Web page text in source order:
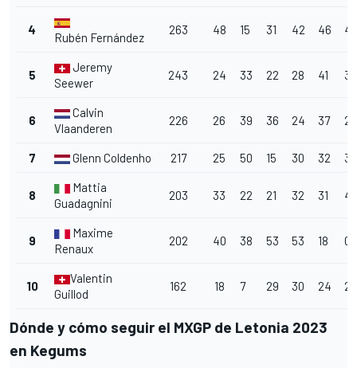
4
Rubén Fernández
263 48 15 31 42 46 42
5
Jeremy
Seewer
243 24 33 22 28 41 39
6
Calvin
Vlaanderen
226 26 39 36 24 37 29
7 Glenn Coldenhoff 217 25 50 15 30 32 38
8
Mattia
Guadagnini
203 33 22 21 32 31 47
9
Maxime
Renaux
202 40 38 53 53 18 0
10
Valentin
Guillod
162 18 7 29 30 24 23
Dónde y cómo seguir el MXGP de Letonia 2023
en Kegums